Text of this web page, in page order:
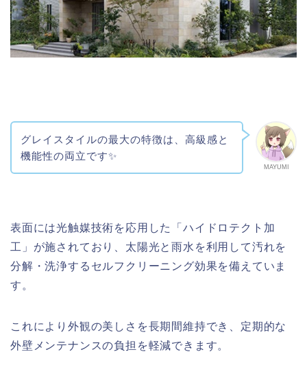
MAYUMI
グレイスタイルの最大の特徴は、高級感と
機能性の両立です✨
表面には光触媒技術を応用した「ハイドロテクト加
工」が施されており、太陽光と雨水を利用して汚れを
分解・洗浄するセルフクリーニング効果を備えていま
す。
これにより外観の美しさを長期間維持でき、定期的な
外壁メンテナンスの負担を軽減できます。